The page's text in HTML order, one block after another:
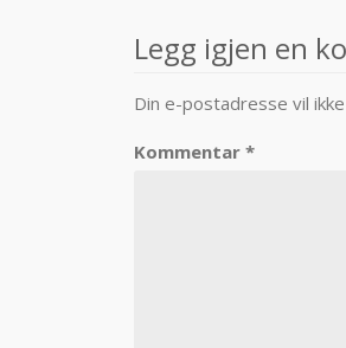
Legg igjen en
Din e-postadresse vil
Kommentar *